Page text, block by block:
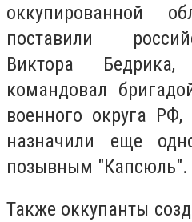
оккупированной
поставили
Виктора
командовал
военного округа
назначили еще
позывным "Капсюль".
Также оккупанты